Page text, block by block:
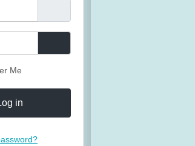
Me
in